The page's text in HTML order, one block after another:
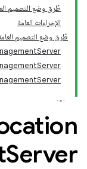
طُرق وضع التصميم
الإجراءات العامة
طُرق وضع التصميم
Server